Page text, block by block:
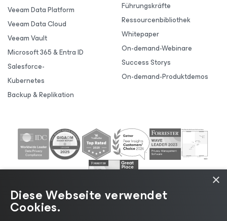
Veeam Data Platform
Veeam Data Cloud
Veeam Vault
Microsoft 365 & Entra ID
Salesforce-
Kubernetes
Backup & Replikation
Führungskräfte
Ressourcenbibliothek
Whitepaper
On-demand-Webinare
Success Storys
On-demand-Produktdemos
×
Diese Webseite verwendet
Cookies.